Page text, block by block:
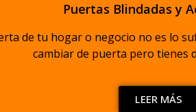
Puertas Blindadas y
de tu hogar o negocio no es lo
cambiar de puerta pero tienes
LEER MÁS